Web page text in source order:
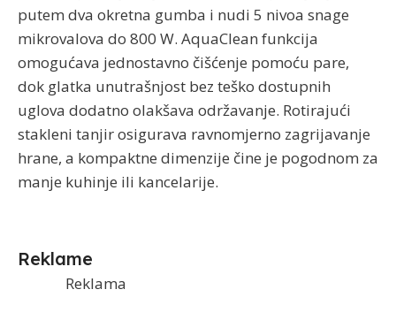
putem dva okretna gumba i nudi 5 nivoa snage
mikrovalova do 800 W. AquaClean funkcija
omogućava jednostavno čišćenje pomoću pare,
dok glatka unutrašnjost bez teško dostupnih
uglova dodatno olakšava održavanje. Rotirajući
stakleni tanjir osigurava ravnomjerno zagrijavanje
hrane, a kompaktne dimenzije čine je pogodnom za
manje kuhinje ili kancelarije.
Reklame
Reklama